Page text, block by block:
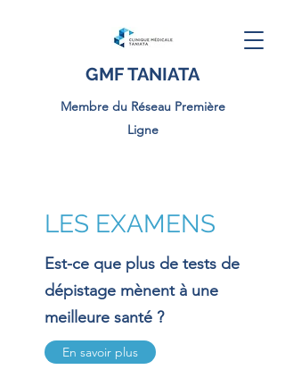
GMF TANIATA
Membre du Réseau Première
Ligne
LES EXAMENS
Est-ce que plus de tests de
dépistage mènent à une
meilleure santé ?
En savoir plus